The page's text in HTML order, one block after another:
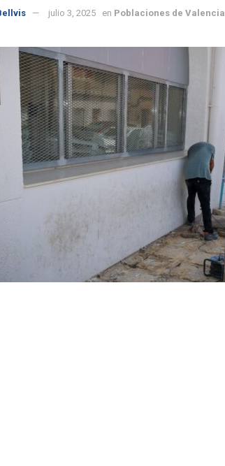
julio 3, 2025 en Poblaciones de Valencia